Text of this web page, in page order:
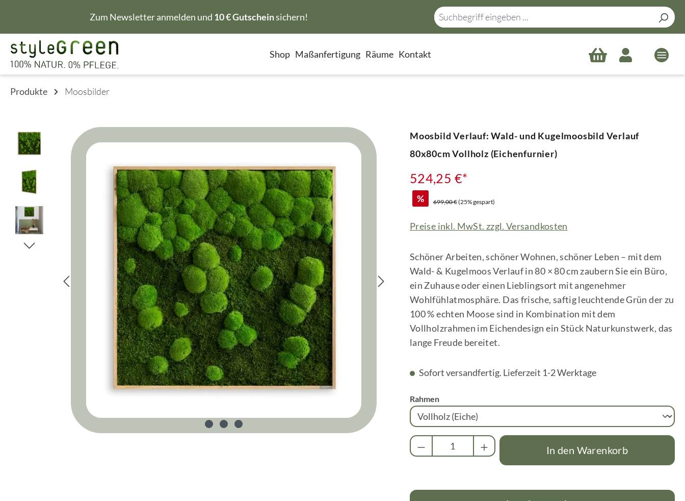
Hauptinhalt springen
Zur Hauptnavigation springenZum Newsletter anmelden und 10 € Gutscheinsichern!
Shop Maßanfertigung Räume Kontakt
Produkte Moosbilder
Bildergalerie überspringen
Moosbild Verlauf: Wald- und Kugelmoosbild Verlauf
80x80cm Vollholz (Eichenfurnier)
524,25 €*
% Regulärer Preis:
699,00 €(25% gespart)
Preise inkl. MwSt. zzgl. Versandkosten
Schöner Arbeiten, schöner Wohnen, schöner Leben – mit dem
Wald- & Kugelmoos Verlauf in 80 × 80 cm zaubern Sie ein Büro,
ein Zuhause oder einen Lieblingsort mit angenehmer
Wohlfühlatmosphäre. Das frische, saftig leuchtende Grün der zu
100 % echten Moose sind in Kombination mit dem
Vollholzrahmen im Eichendesign ein Stück Naturkunstwerk, das
lange Freude bereitet.
Sofort versandfertig. Lieferzeit 1-2 Werktage
Rahmenauswählen
Produkt Anzahl: Gib den gewünschten Wert ein
In den Warenkorb